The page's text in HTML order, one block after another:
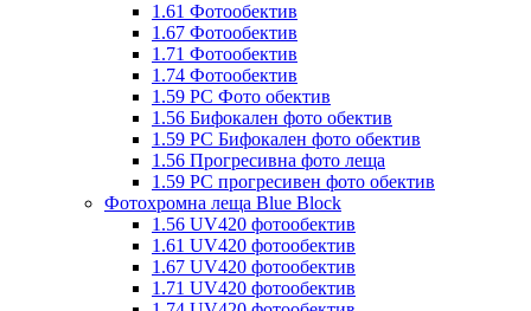
1.61 Фотообектив
1.67 Фотообектив
1.71 Фотообектив
1.74 Фотообектив
1.59 PC Фото обектив
1.56 Бифокален фото обектив
1.59 PC Бифокален фото обектив
1.56 Прогресивна фото леща
1.59 PC прогресивен фото обектив
Фотохромна леща Blue Block
1.56 UV420 фотообектив
1.61 UV420 фотообектив
1.67 UV420 фотообектив
1.71 UV420 фотообектив